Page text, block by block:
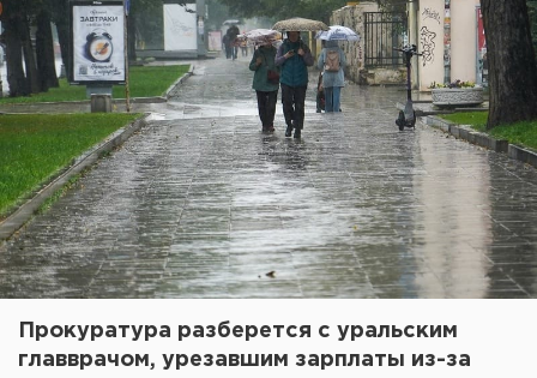
Прокуратура разберется с уральским
главврачом, урезавшим зарплаты из-за